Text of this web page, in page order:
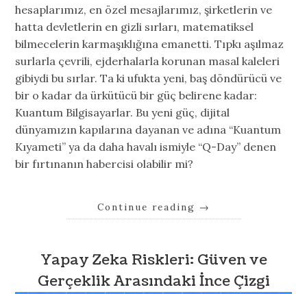
hesaplarımız, en özel mesajlarımız, şirketlerin ve
hatta devletlerin en gizli sırları, matematiksel
bilmecelerin karmaşıklığına emanetti. Tıpkı aşılmaz
surlarla çevrili, ejderhalarla korunan masal kaleleri
gibiydi bu sırlar. Ta ki ufukta yeni, baş döndürücü ve
bir o kadar da ürkütücü bir güç belirene kadar:
Kuantum Bilgisayarlar. Bu yeni güç, dijital
dünyamızın kapılarına dayanan ve adına “Kuantum
Kıyameti” ya da daha havalı ismiyle “Q-Day” denen
bir fırtınanın habercisi olabilir mi?
Continue reading →
Yapay Zeka Riskleri: Güven ve
Gerçeklik Arasındaki İnce Çizgi